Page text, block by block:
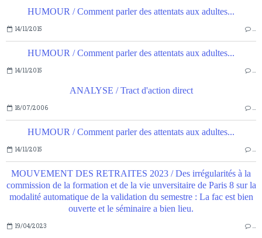
HUMOUR / Comment parler des attentats aux adultes...
14/11/2015 …
HUMOUR / Comment parler des attentats aux adultes...
14/11/2015 …
ANALYSE / Tract d'action direct
18/07/2006 …
HUMOUR / Comment parler des attentats aux adultes...
14/11/2015 …
MOUVEMENT DES RETRAITES 2023 / Des irrégularités à la
commission de la formation et de la vie unversitaire de Paris 8 sur la
modalité automatique de la validation du semestre : La fac est bien
ouverte et le séminaire a bien lieu.
19/04/2023 …